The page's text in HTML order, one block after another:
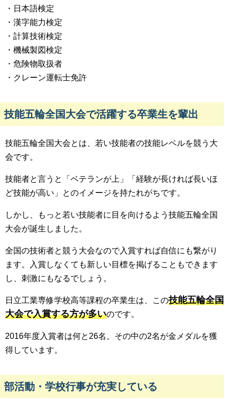
・日本語検定
・漢字能力検定
・計算技術検定
・機械製図検定
・危険物取扱者
・クレーン運転士免許
技能五輪全国大会で活躍する卒業生を輩出
技能五輪全国大会とは、若い技能者の技能レベルを競う大
会です。
技能者と言うと「ベテランが上」「経験が長ければ長いほ
ど技能が高い」とのイメージを持たれがちです。
しかし、もっと若い技能者に目を向けるよう技能五輪全国
大会が誕生しました。
全国の技術者と競う大会なので入賞すれば自信にも繋がり
ます。入賞しなくても新しい目標を掲げることもできます
し、刺激にもなるでしょう。
日立工業専修学校高等課程の卒業生は、この技能五輪全国
大会で入賞する方が多いのです。
2016年度入賞者は何と26名。その中の2名が金メダルを獲
得しています。
部活動・学校行事が充実している